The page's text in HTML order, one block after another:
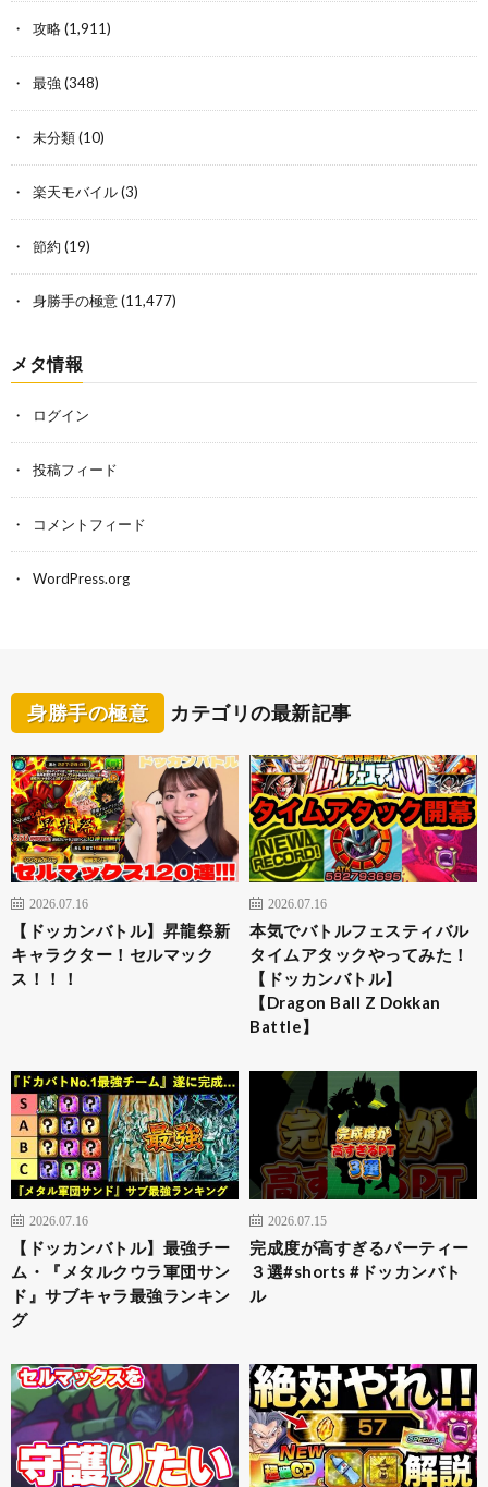
攻略(1,911)
最強 (348)
未分類(10)
楽天モバイル(3)
節約 (19)
身勝手の極意(11,477)
メタ情報
ログイン
投稿フィード
コメントフィード
WordPress.org
身勝手の極意 カテゴリの最新記事
2026.07.16
【ドッカンバトル】昇龍祭新
キャラクター！セルマック
ス！！！
2026.07.16
本気でバトルフェスティバル
タイムアタックやってみた！
【ドッカンバトル】
【Dragon Ball Z Dokkan
Battle】
2026.07.16
【ドッカンバトル】最強チー
ム・『メタルクウラ軍団サン
ド』サブキャラ最強ランキン
グ
2026.07.15
完成度が高すぎるパーティー
３選#shorts #ドッカンバト
ル